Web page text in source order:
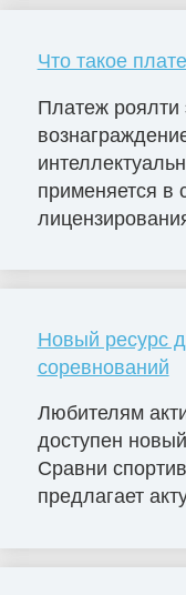
Что такое
Платеж роялти
применяется в
Новый ресурс
соревнований
Любителям
доступен
Сравни
предлагает